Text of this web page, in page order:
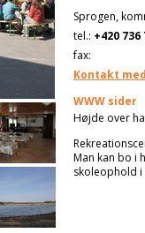
Sprogen,
tel.: +420 736
fax:
Kontakt
WWW sider
Højde over
Man kan bo i
skoleophold i